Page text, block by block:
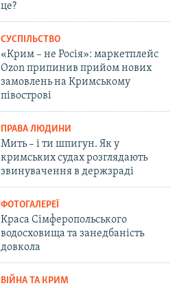
це?
СУСПІЛЬСТВО
«Крим – не Росія»: маркетплейс
Ozon припинив прийом нових
замовлень на Кримському
півострові
ПРАВА ЛЮДИНИ
Мить – і ти шпигун. Як у
кримських судах розглядають
звинувачення в держзраді
ФОТОГАЛЕРЕЇ
Краса Сімферопольського
водосховища та занедбаність
довкола
ВІЙНА ТА КРИМ